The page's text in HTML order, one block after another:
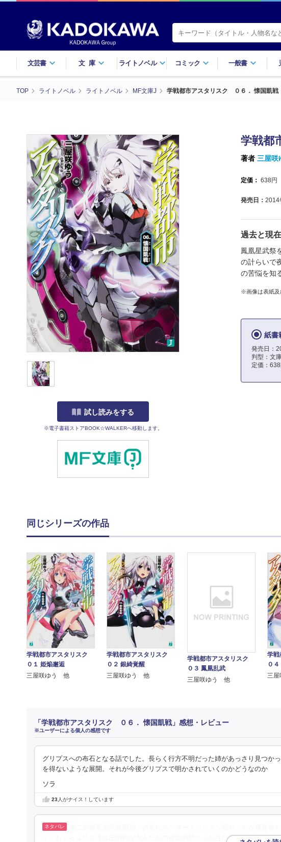
文芸書 文庫 ライトノベル コミック 一般書
TOP ライトノベル ライトノベル MF文庫J 学戦都市アスタリスク ０６． 懐国凱戦
試し読みをする
※電子書籍ストアBOOK☆WALKERへ移動します。
学戦都
著者 三屋咲
定価： 638円
発売日： 2014
過去と現
鳳凰星武祭
の計らいで
の苦悩を知
※画像は表紙及
紙書
発売日：
判型：文
定価：
同じシリーズの作品
学戦都市アスタリスク
０１ 姫焔邂逅
三屋咲ゆう 他
学戦都市アスタリスク
０２ 銀綺覚醒
三屋咲ゆう 他
学戦都市アスタリスク
０３ 鳳凰乱武
三屋咲ゆう 他
学
０
三屋
「学戦都市アスタリスク ０６． 懐国凱戦」感想・レビュー
※ユーザーによる個人の感想です
グリプスへの布石となる話でした。長らく行方不明だった姉があっさり見つか
を得ないような展開。それが今後グリプスで明かされていくのかどうなのか
ソラ
23人がナイス！しています
く、むしろユリス達は圧倒的な大人たちの社会の壁にぶち当たり、 ユリスは幼